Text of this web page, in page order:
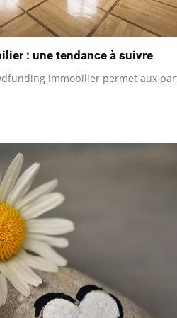
: une tendance à suivre
immobilier permet aux